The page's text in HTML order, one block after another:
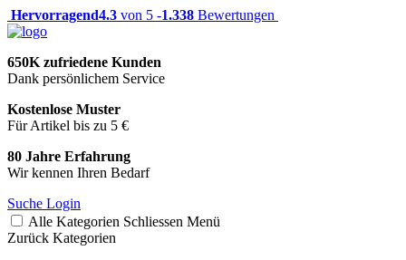
Hervorragend4.3 von 5 -1.338 Bewertungen
650K zufriedene Kunden
Dank persönlichem Service
Kostenlose Muster
Für Artikel bis zu 5 €
80 Jahre Erfahrung
Wir kennen Ihren Bedarf
Suche Login
Alle Kategorien Schliessen Menü
Zurück Kategorien